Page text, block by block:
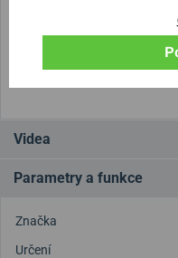
(U tisku
Videa
Parametry a funkce
Značka
Určení